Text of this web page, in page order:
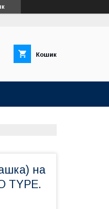
Кошик
на
TYPE.